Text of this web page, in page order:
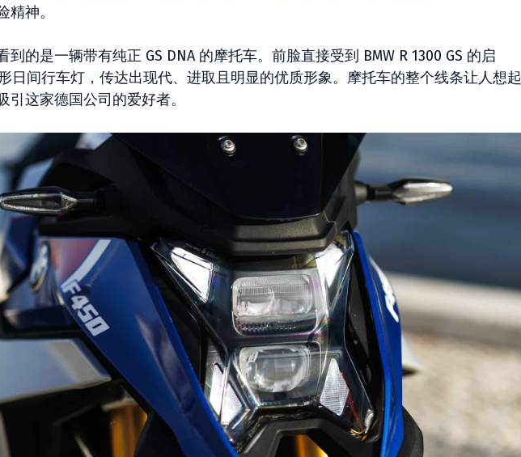
精神。
的是一辆带有纯正 GS DNA 的摩托车。前脸直接受到 BMW R 1300 GS 的启
日间行车灯，传达出现代、进取且明显的优质形象。摩托车的整个线条让人想起
引这家德国公司的爱好者。